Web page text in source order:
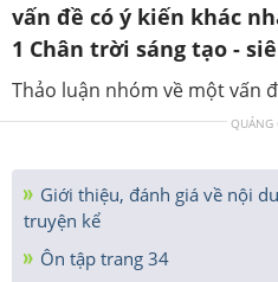
vấn đề có ý kiến khác
1 Chân trời sáng tạo -
Thảo luận nhóm về một vấn
QUẢNG
Giới thiệu, đánh giá về nội
truyện kể
Ôn tập trang 34